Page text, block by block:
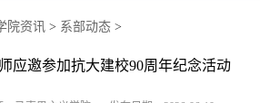
院资讯 > 系部动态 >
应邀参加抗大建校90周年纪念活动